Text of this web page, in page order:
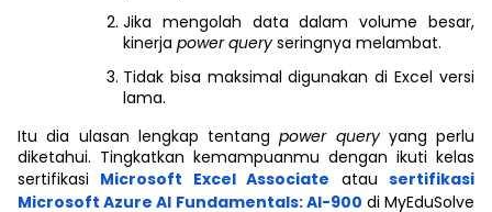
Jika mengolah data dalam volume besar,
kinerja power queryseringnya melambat.
Tidak bisa maksimal digunakan di Excel versi
lama.
Itu dia ulasan lengkap tentangpower query yang perlu
diketahui. Tingkatkan kemampuanmu dengan ikuti kelas
sertifikasi Microsoft Excel Associate atausertifikasi
Microsoft Azure AI Fundamentals: AI-900 di MyEduSolve